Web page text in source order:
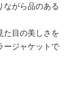
ながら品のある
た目の美しさを
ージャケットで